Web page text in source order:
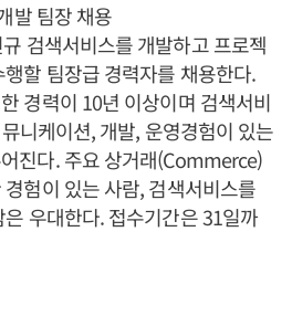
발 팀장 채용
검색서비스를 개발하고 프로젝
할 팀장급 경력자를 채용한다.
경력이 10년 이상이며 검색서비
니케이션, 개발, 운영경험이 있는
진다. 주요 상거래(Commerce)
험이 있는 사람, 검색서비스를
우대한다. 접수기간은 31일까